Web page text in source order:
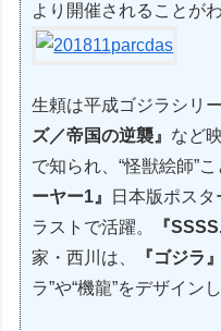
より開催されることが
生頼は平成ゴジラシリ
ズ／帝国の逆襲』 など
で知られ、“怪獣絵師”
ーヤー1』
日本版ポス
ラストで活躍。
『
家・西川は、
『ゴジラ
ラ”や“機龍”をデザイン